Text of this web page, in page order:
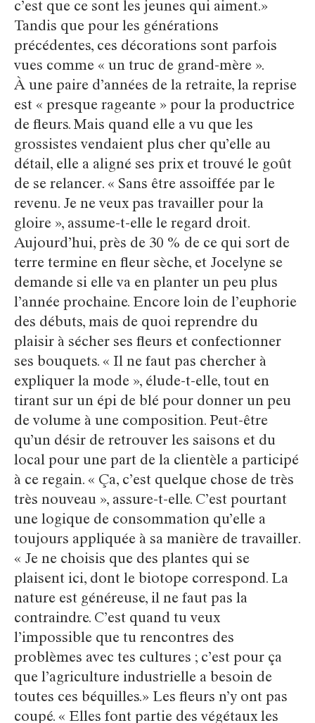
c’est que ce sont les jeunes qui aiment.»
Tandis que pour les générations
précédentes, ces décorations sont parfois
vues comme « un truc de grand-mère ».
À une paire d’années de la retraite, la reprise
est « presque rageante » pour la productrice
de fleurs. Mais quand elle a vu que les
grossistes vendaient plus cher qu’elle au
détail, elle a aligné ses prix et trouvé le goût
de se relancer. « Sans être assoiffée par le
revenu. Je ne veux pas travailler pour la
gloire », assume-t-elle le regard droit.
Aujourd’hui, près de 30 % de ce qui sort de
terre termine en fleur sèche, et Jocelyne se
demande si elle va en planter un peu plus
l’année prochaine. Encore loin de l’euphorie
des débuts, mais de quoi reprendre du
plaisir à sécher ses fleurs et confectionner
ses bouquets. « Il ne faut pas chercher à
expliquer la mode », élude-t-elle, tout en
tirant sur un épi de blé pour donner un peu
de volume à une composition. Peut-être
qu’un désir de retrouver les saisons et du
local pour une part de la clientèle a participé
à ce regain. « Ça, c’est quelque chose de très
très nouveau », assure-t-elle. C’est pourtant
une logique de consommation qu’elle a
toujours appliquée à sa manière de travailler.
« Je ne choisis que des plantes qui se
plaisent ici, dont le biotope correspond. La
nature est généreuse, il ne faut pas la
contraindre. C’est quand tu veux
l’impossible que tu rencontres des
problèmes avec tes cultures ; c’est pour ça
que l’agriculture industrielle a besoin de
toutes ces béquilles.» Les fleurs n’y ont pas
coupé. « Elles font partie des végétaux les